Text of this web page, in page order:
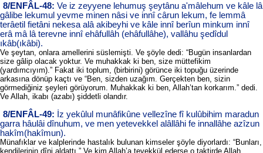
8/ENFÂL-48: Ve iz zeyyene lehumuş şeytânu a'mâlehum ve kâle lâ
gâlibe lekumul yevme minen nâsi ve innî cârun lekum, fe lemmâ
terâetil fietâni nekesa alâ akibeyhi ve kâle innî berîun minkum innî
erâ mâ lâ terevne innî ehâfullâh (ehâfullâhe), vallâhu şedîdul
ıkâb(ıkâbi).
Ve şeytan, onlara amellerini süslemişti. Ve şöyle dedi: “Bugün insanlardan
size gâlip olacak yoktur. Ve muhakkak ki ben, size müttefikim
(yardımcıyım).” Fakat iki toplum, (birbirini) görünce iki topuğu üzerinde
arkasına dönüp kaçtı ve “Ben, sizden uzağım. Gerçekten ben, sizin
görmediğiniz şeyleri görüyorum. Muhakkak ki ben, Allah’tan korkarım.” dedi.
Ve Allah, ikabı (azabı) şiddetli olandır.
8/ENFÂL-49: İz yekûlul munâfikûne vellezîne fî kulûbihim maradun
garra hâulâi dînuhum, ve men yetevekkel alâllâhi fe innallâhe azîzun
hakîm(hakîmun).
Münafıklar ve kalplerinde hastalık bulunan kimseler şöyle diyorlardı: “Bunları,
kendilerinin dîni aldattı.” Ve kim Allah’a tevekkül ederse o taktirde Allah,